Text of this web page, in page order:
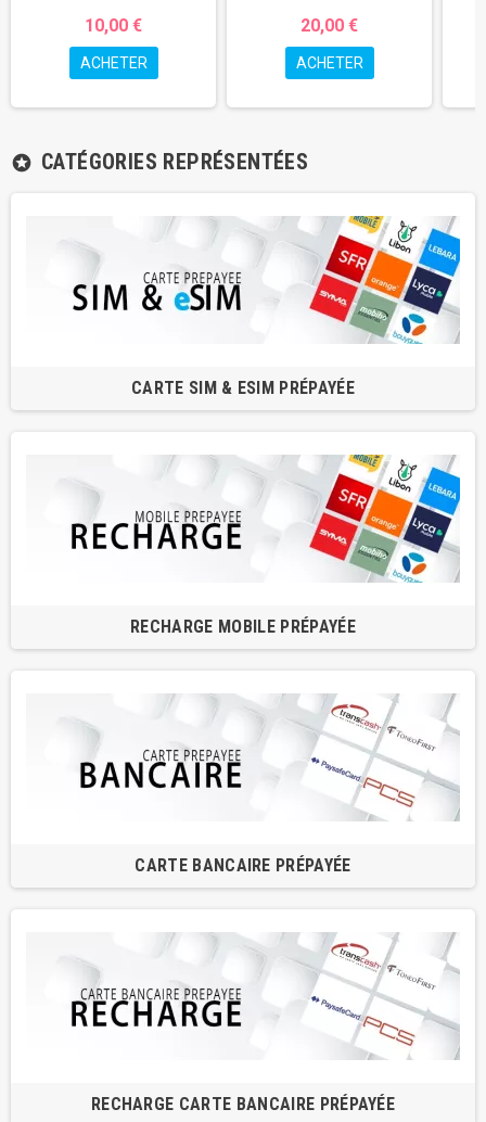
10,00 €
ACHETER
20,00 €
ACHETER
stars CATÉGORIES REPRÉSENTÉES
CARTE SIM & ESIM PRÉPAYÉE
RECHARGE MOBILE PRÉPAYÉE
CARTE BANCAIRE PRÉPAYÉE
RECHARGE CARTE BANCAIRE PRÉPAYÉE